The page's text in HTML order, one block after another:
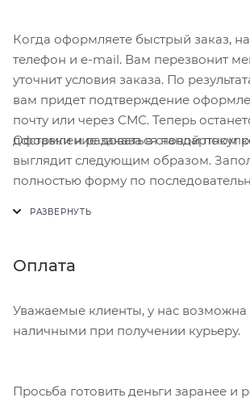
Когда оформляете быстрый заказ,
телефон и e-mail. Вам перезвонит
уточнит условия заказа. По
вам придет подтверждение
почту или через СМС. Теперь
доставки и радоваться новой
Оформление заказа в стандартном
выглядит следующим образом.
полностью форму по
Нажмите кнопку «Оформить заказ».
Оплата
Уважаемые клиенты, у нас возможна
наличными при получении курьеру.
Просьба готовить деньги заранее и